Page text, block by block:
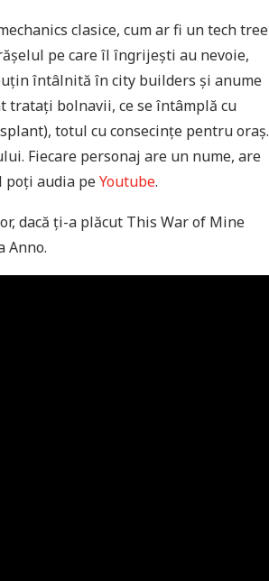
clasice, cum ar fi un tech tree
pe care îl îngrijești au nevoie,
întâlnită în city builders și anume
tratați bolnavii, ce se întâmplă cu
totul cu consecințe pentru oraș.
Fiecare personaj are un nume, are
poți audia peYoutube.
dacă ți-a plăcut This War of Mine
Anno.